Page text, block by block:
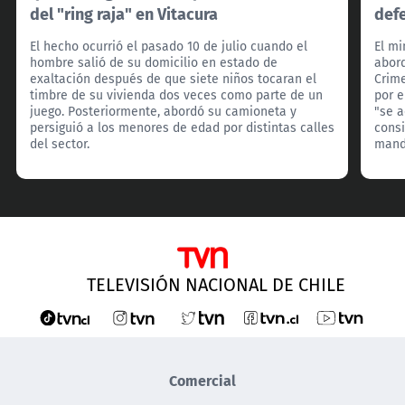
del "ring raja" en Vitacura
El hecho ocurrió el pasado 10 de julio cuando el
hombre salió de su domicilio en estado de
exaltación después de que siete niños tocaran el
timbre de su vivienda dos veces como parte de un
juego. Posteriormente, abordó su camioneta y
persiguió a los menores de edad por distintas calles
del sector.
El
por
"se
TELEVISIÓN NACIONAL DE CHILE
Comercial